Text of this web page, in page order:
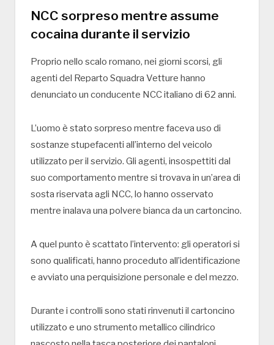
NCC sorpreso mentre assume
cocaina durante il servizio
Proprio nello scalo romano, nei giorni scorsi, gli
agenti del Reparto Squadra Vetture hanno
denunciato un conducente NCC italiano di 62 anni.
L’uomo è stato sorpreso mentre faceva uso di
sostanze stupefacenti all’interno del veicolo
utilizzato per il servizio. Gli agenti, insospettiti dal
suo comportamento mentre si trovava in un’area di
sosta riservata agli NCC, lo hanno osservato
mentre inalava una polvere bianca da un cartoncino.
A quel punto è scattato l’intervento: gli operatori si
sono qualificati, hanno proceduto all’identificazione
e avviato una perquisizione personale e del mezzo.
Durante i controlli sono stati rinvenuti il cartoncino
utilizzato e uno strumento metallico cilindrico